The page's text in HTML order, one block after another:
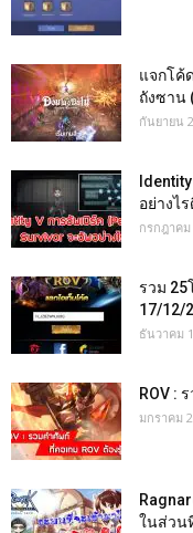
แจกโค้
ถังซาน
กันยายน
อย่างไ
กรกฎาคม
รวม 25
17/12/
ธันวาคม
ROV :
มกราคม
ในส่วน